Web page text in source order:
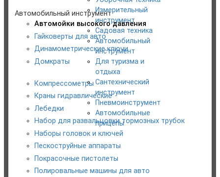
Измерительный
инструмент
Садовая техника
Автомобильный
инструмент
Для туризма и
отдыха
Сантехнический
инструмент
Пневмоинструмент
Автомобильные
прицепы
Тепловые пушки
Бензиновый инструмент
Ручной инструмент
Уборочная техника
Измерительный инструмент
Садовая техника
Автомобильный инструмент
Автомойки высокого давления
Гайковерты для авто
Динамометрические ключи
Домкраты
Компрессометры
Краны гидравлические
Лебедки
Набор для развальцовки тормозных трубок
Наборы головок и ключей
Пескоструйные аппараты
Покрасочные пистолеты
Полировальные машины для авто
Для туризма и отдыха